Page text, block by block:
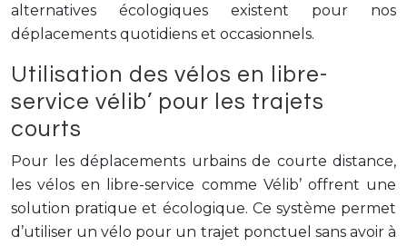
alternatives écologiques existent pour nos
déplacements quotidiens et occasionnels.
Utilisation des vélos en libre-
service vélib’ pour les trajets
courts
Pour les déplacements urbains de courte distance,
les vélos en libre-service comme Vélib’ offrent une
solution pratique et écologique. Ce système permet
d’utiliser un vélo pour un trajet ponctuel sans avoir à